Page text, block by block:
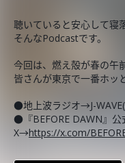
聴いていると安心して寝
そんなPodcastです。
今回は、燃え殻が春の午
皆さんが東京で一番ホッ
●地上波ラジオ→J-
●『BEFORE DAWN』公
X→https://x.com/